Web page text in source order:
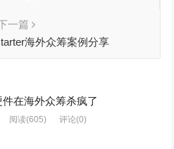
一篇
海外众筹案例分享
件在海外众筹杀疯了
阅读(605) 评论(0)